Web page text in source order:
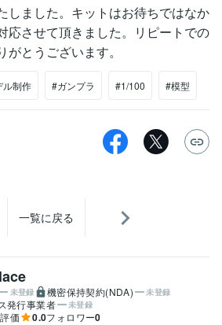
しました。キットはお待ちではなか
応させて頂きました。リピートでの
とうございます。
ル制作 #ガンプラ #1/100 #模型
一覧に戻る
未登録 機密保持契約(NDA) 未登録
発行事業者 未登録
評価 0.0フォロワー0